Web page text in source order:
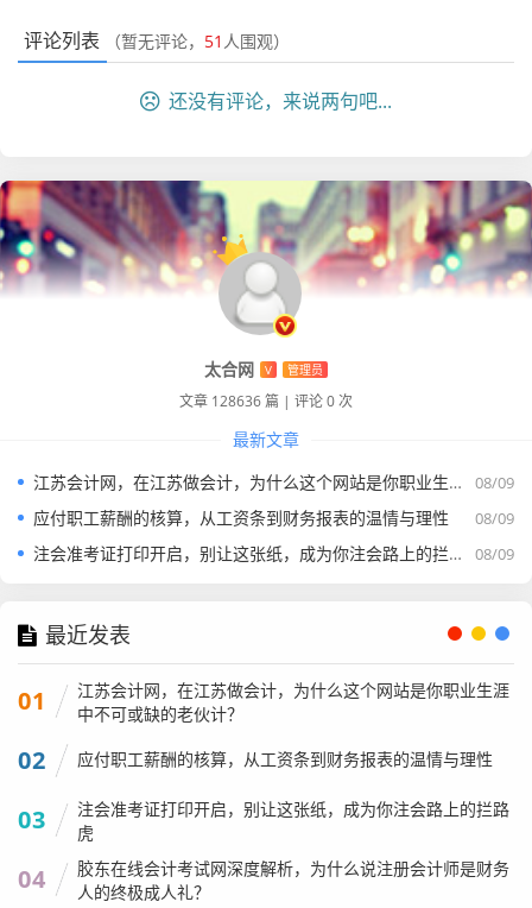
对于买家来说，现在买“满两年”的房子是最划算的，因为不
年”的急售房，那你一定要在价格上狠狠砍价，把那5.3%的
最容易扯皮的“深水区”：个人所得税
个税是二手房交易中最复杂、变数最多、也最容易产生纠纷
的税种，它的征收方式主要有两种，到底用哪种，取决于房
子的性质和房东的配合程度。
核定征收（总价的一定比例）通常普通住宅是总价的1%，
非普通住宅是总价的2%（部分地区政策有微调），这种方式
简单粗暴，不管房东当初多少钱买的，按成交价直接乘个系
数。
查验征收（差额的20%）这是最让房东头疼，也是最容易让
交易崩盘的税，公式是：（售价 - 原价 - 原契税 - 相关费
举个真实的例子：
我有位客户小赵，看中了房东陈阿姨的一
套房子，陈阿姨当年买进价是100万，现在卖给小赵是600
万，增值了500万！ 如果按核定征收（假设1%），个税就是
6万。 如果按查验征收，个税大约是 (600-100) × 20% = 10
0万。
100万的个税！谁付？ 如果是“到手价”交易，这100万理论上
要小赵付，小赵直接就吓退了。 最后怎么解决的？陈阿姨为
了卖房，不得不承担了一部分，双方在中介的协调下各退一
步，重新谈了价格。
评论列表 （暂无评论， 51 人围观）
还没有评论，来说两句吧...
太合网 V 管理员
文章 128636 篇 | 评论 0 次
最新文章
08/09
江苏会计网，在江苏做会计，为什么这个网站是你职业生涯中不可或缺的老伙计？
08/09
应付职工薪酬的核算，从工资条到财务报表的温情与理性
08/09
注会准考证打印开启，别让这张纸，成为你注会路上的拦路虎
最近发表
01
江苏会计网，在江苏做会计，为什么这个网站是你职业生涯
中不可或缺的老伙计？
02 应付职工薪酬的核算，从工资条到财务报表的温情与理性
03
注会准考证打印开启，别让这张纸，成为你注会路上的拦路
虎
04
胶东在线会计考试网深度解析，为什么说注册会计师是财务
人的终极成人礼？